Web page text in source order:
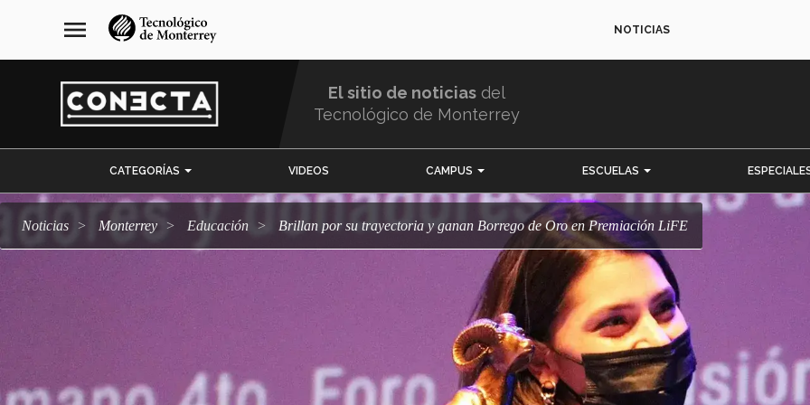
navegación
principal
menu NOTICIAS
El sitio de noticias del
Tecnológico de Monterrey
CATEGORÍAS VIDEOS CAMPUS ESCUELAS
Noticias Monterrey Educación Brillan por su trayectoria y ganan Borrego de Oro en Premiación LiFE